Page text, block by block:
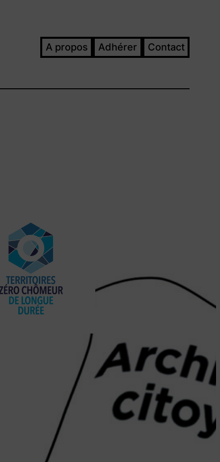
A propos Adhérer Contact
Zéro
c’est
lutter contre le chômage
par la catégorie la plus
de l’emploi : les chômeurs de